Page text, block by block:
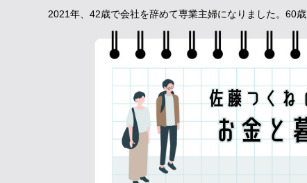
2021年、42歳で会社を辞めて専業主婦になりました。60